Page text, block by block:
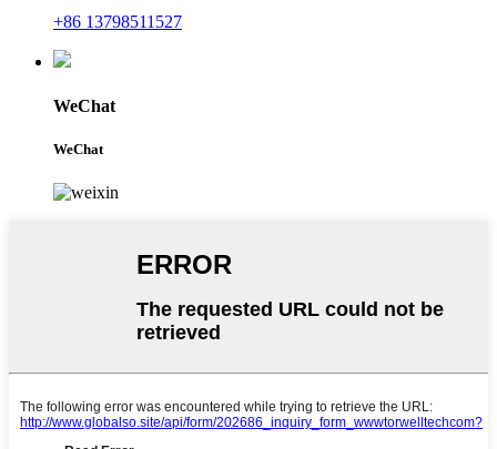
+86 13798511527
WeChat
WeChat